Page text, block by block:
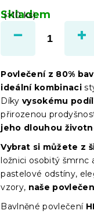
Skladem
(>10 ks)
Povlečení z 80%
ideální kombinaci
Díkyvysokému
přirozenou
jeho dlouhou
Vybrat si můžete z
ložnici osobitý šmrnc
pastelové odstíny,
vzory, naše
Bavlněné povlečení